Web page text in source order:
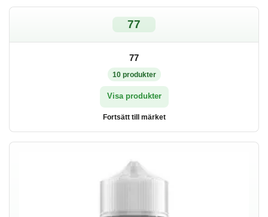
77
77
10 produkter
Visa produkter
Fortsätt till märket